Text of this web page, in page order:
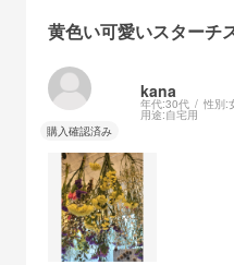
黄色い可愛いスターチ
kana
年代:30代 性別:
用途:自宅用